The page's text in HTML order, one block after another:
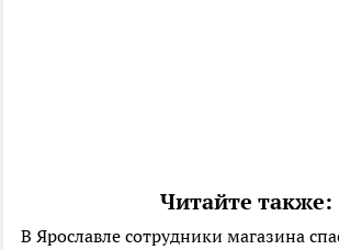
Читайте также:
В Ярославле сотрудники магазина